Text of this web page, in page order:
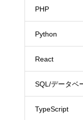
PHP
Python
React
SQL/データベ
TypeScript